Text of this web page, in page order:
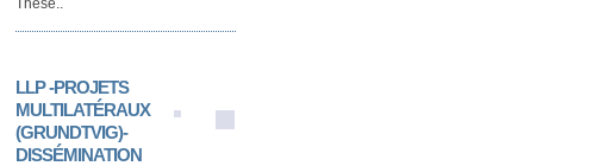
Thèse..
LLP -PROJETS
MULTILATÉRAUX
(GRUNDTVIG)-
DISSÉMINATION